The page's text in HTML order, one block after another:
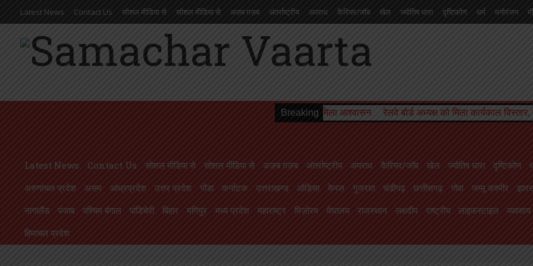
Latest News Contact Us सोशल मीडिया से सोशल मीडिया से अज़ब ग़ज़ब अंतर्राष्ट्रीय अपराध कैरियर/जॉब खेल ज्योतिष धारा दृष्टिकोण धर्म मनोरंजन
आंध्रप्रदेश उत्तराखण्ड गुजरात गोवा
मणिपुर मध्य प्रदेश मिज़ोरम मेघालय राजस्थान लक्षदीप राष्ट्रीय लाइफस्टाइल व्यवसाय शिक्षा संस्कृति
Breaking
की समस्याओं को लेकर डीपीआरओ से मिले जिलाध्यक्ष, निराकरण का मिला आश्वासन रेलवे बोर्ड अध्यक्ष को मिला कार्यकाल विस्तार, परामर्श
Latest News Contact Us सोशल मीडिया से सोशल मीडिया से अज़ब ग़ज़ब अंतर्राष्ट्रीय अपराध कैरियर/जॉब खेल ज्योतिष धारा दृष्टिकोण
अरुणांचल प्रदेश
असम आंध्रप्रदेश उत्तर प्रदेश गोंडा कर्नाटक उत्तराखण्ड ओड़िसा केरल गुजरात चंडीगढ़ छत्तीसगढ़ गोवा जम्मू कश्मीर
नागालैंड
पंजाब पश्चिम बंगाल पांडिचेरी बिहार मणिपुर मध्य प्रदेश महाराष्ट्र मिज़ोरम मेघालय राजस्थान लक्षदीप राष्ट्रीय लाइफस्टाइल व्यवसाय
हिमाचल प्रदेश